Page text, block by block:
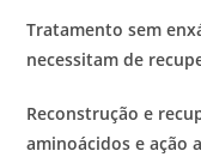
Tratamento sem
necessitam de
Reconstrução e
aminoácidos e ação